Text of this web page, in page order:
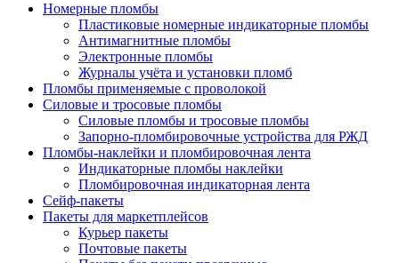
Номерные пломбы
Пластиковые номерные индикаторные пломбы
Антимагнитные пломбы
Электронные пломбы
Журналы учёта и установки пломб
Пломбы применяемые с проволокой
Силовые и тросовые пломбы
Силовые пломбы и тросовые пломбы
Запорно-пломбировочные устройства для РЖД
Пломбы-наклейки и пломбировочная лента
Индикаторные пломбы наклейки
Пломбировочная индикаторная лента
Сейф-пакеты
Пакеты для маркетплейсов
Курьер пакеты
Почтовые пакеты